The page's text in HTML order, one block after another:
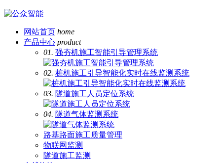
网站首页 home
产品中心 product
01. 强夯机施工智能引导管理系统
02. 桩机施工引导智能化实时在线监测系统
03. 隧道施工人员定位系统
04. 隧道气体监测系统
路基路面施工质量管理
物联网监测
隧道施工监测